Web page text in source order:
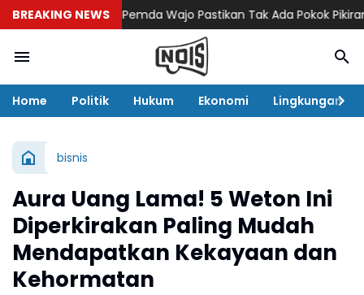
BREAKING NEWSPemda Wajo Pastikan Tak Ada Pokok Pikiran
Home Politik Hukum Ekonomi Lingkungan
bisnis
Aura Uang Lama! 5 Weton Ini
Diperkirakan Paling Mudah
Mendapatkan Kekayaan dan
Kehormatan